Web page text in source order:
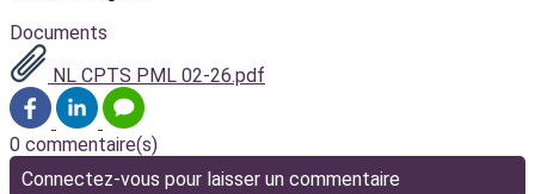
Documents
NL CPTS PML 02-26.pdf
0 commentaire(s)
Connectez-vous pour laisser un commentaire